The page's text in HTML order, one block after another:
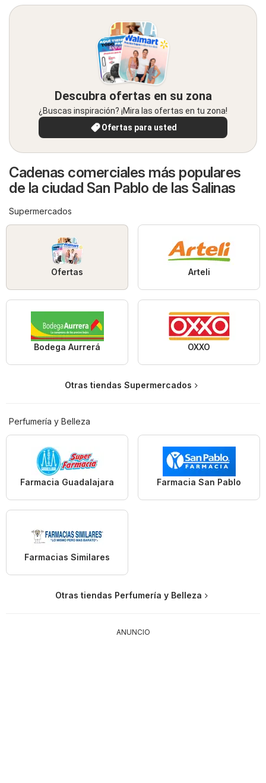
Descubra ofertas en su zona
¿Buscas inspiración? ¡Mira las ofertas en tu zona!
Ofertas para usted
Cadenas comerciales más populares
de la ciudad San Pablo de las Salinas
Supermercados
Ofertas Arteli
Bodega Aurrerá OXXO
Otras tiendas Supermercados
Perfumería y Belleza
Farmacia Guadalajara Farmacia San Pablo
Farmacias Similares
Otras tiendas Perfumería y Belleza
ANUNCIO